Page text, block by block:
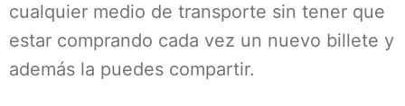
cualquier medio de transporte sin tener que
estar comprando cada vez un nuevo billete y
además la puedes compartir.